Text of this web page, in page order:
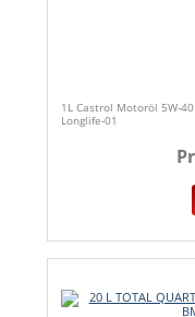
1L Castrol Motoröl 5W-
Longlife-01